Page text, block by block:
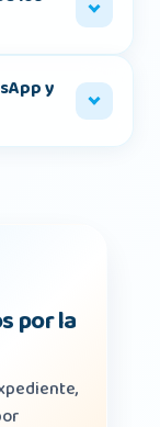
y
por la